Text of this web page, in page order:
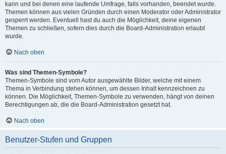
kann und bei denen eine laufende Umfrage, falls vorhanden, beendet wurde.
Themen können aus vielen Gründen durch einen Moderator oder Administrator
gesperrt werden. Eventuell hast du auch die Möglichkeit, deine eigenen
Themen zu schließen, sofern dies durch die Board-Administration erlaubt
wurde.
Nach oben
Was sind Themen-Symbole?
Themen-Symbole sind vom Autor ausgewählte Bilder, welche mit einem
Thema in Verbindung stehen können, um dessen Inhalt kennzeichnen zu
können. Die Möglichkeit, Themen-Symbole zu verwenden, hängt von deinen
Berechtigungen ab, die die Board-Administration gesetzt hat.
Nach oben
Benutzer-Stufen und Gruppen